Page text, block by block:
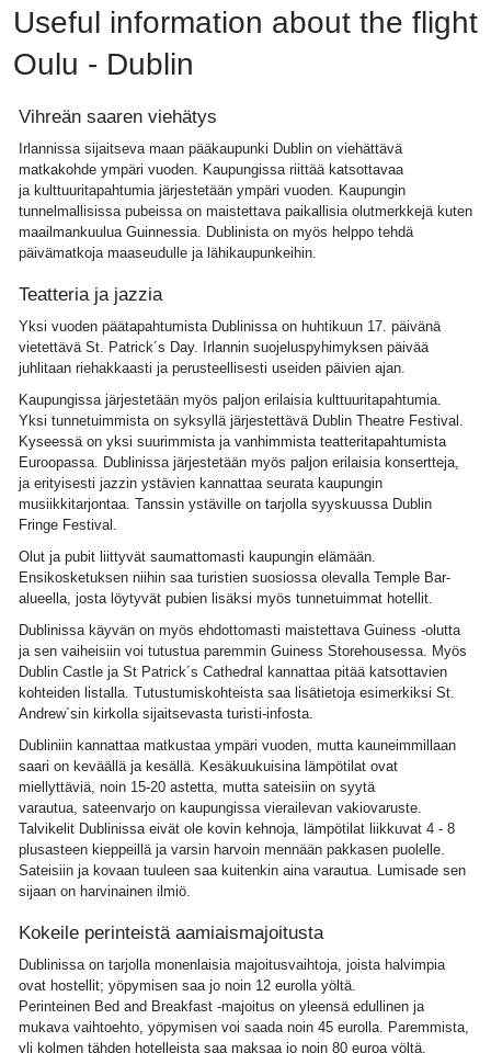
Useful information about the flight
Oulu - Dublin
Vihreän saaren viehätys
Irlannissa sijaitseva maan pääkaupunki Dublin on viehättävä
matkakohde ympäri vuoden. Kaupungissa riittää katsottavaa
ja kulttuuritapahtumia järjestetään ympäri vuoden. Kaupungin
tunnelmallisissa pubeissa on maistettava paikallisia olutmerkkejä kuten
maailmankuulua Guinnessia. Dublinista on myös helppo tehdä
päivämatkoja maaseudulle ja lähikaupunkeihin.
Teatteria ja jazzia
Yksi vuoden päätapahtumista Dublinissa on huhtikuun 17. päivänä
vietettävä St. Patrick´s Day. Irlannin suojeluspyhimyksen päivää
juhlitaan riehakkaasti ja perusteellisesti useiden päivien ajan.
Kaupungissa järjestetään myös paljon erilaisia kulttuuritapahtumia.
Yksi tunnetuimmista on syksyllä järjestettävä Dublin Theatre Festival.
Kyseessä on yksi suurimmista ja vanhimmista teatteritapahtumista
Euroopassa. Dublinissa järjestetään myös paljon erilaisia konsertteja,
ja erityisesti jazzin ystävien kannattaa seurata kaupungin
musiikkitarjontaa. Tanssin ystäville on tarjolla syyskuussa Dublin
Fringe Festival.
Olut ja pubit liittyvät saumattomasti kaupungin elämään.
Ensikosketuksen niihin saa turistien suosiossa olevalla Temple Bar-
alueella, josta löytyvät pubien lisäksi myös tunnetuimmat hotellit.
Dublinissa käyvän on myös ehdottomasti maistettava Guiness -olutta
ja sen vaiheisiin voi tutustua paremmin Guiness Storehousessa. Myös
Dublin Castle ja St Patrick´s Cathedral kannattaa pitää katsottavien
kohteiden listalla. Tutustumiskohteista saa lisätietoja esimerkiksi St.
Andrew´sin kirkolla sijaitsevasta turisti-infosta.
Dubliniin kannattaa matkustaa ympäri vuoden, mutta kauneimmillaan
saari on keväällä ja kesällä. Kesäkuukuisina lämpötilat ovat
miellyttäviä, noin 15-20 astetta, mutta sateisiin on syytä
varautua, sateenvarjo on kaupungissa vierailevan vakiovaruste.
Talvikelit Dublinissa eivät ole kovin kehnoja, lämpötilat liikkuvat 4 - 8
plusasteen kieppeillä ja varsin harvoin mennään pakkasen puolelle.
Sateisiin ja kovaan tuuleen saa kuitenkin aina varautua. Lumisade sen
sijaan on harvinainen ilmiö.
Kokeile perinteistä aamiaismajoitusta
Dublinissa on tarjolla monenlaisia majoitusvaihtoja, joista halvimpia
ovat hostellit; yöpymisen saa jo noin 12 eurolla yöltä.
Perinteinen Bed and Breakfast -majoitus on yleensä edullinen ja
mukava vaihtoehto, yöpymisen voi saada noin 45 eurolla. Paremmista,
yli kolmen tähden hotelleista saa maksaa jo noin 80 euroa yöltä.